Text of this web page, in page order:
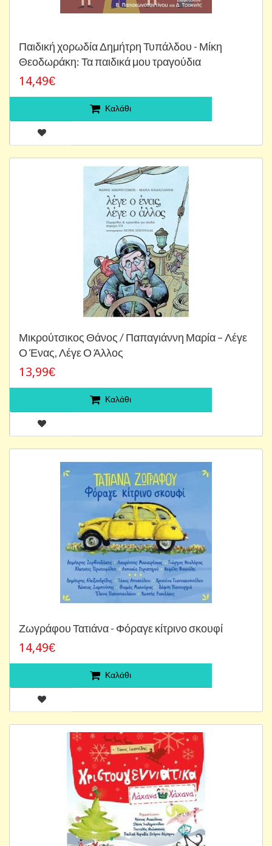
Παιδική χορωδία Δημήτρη Τυπάλδου - Μίκη
Θεοδωράκη: Τα παιδικά μου τραγούδια
14,49€
Καλάθι
Μικρούτσικος Θάνος / Παπαγιάννη Μαρία – Λέγε
Ο Ένας, Λέγε Ο Άλλος
13,99€
Καλάθι
Ζωγράφου Τατιάνα - Φόραγε κίτρινο σκουφί
14,49€
Καλάθι